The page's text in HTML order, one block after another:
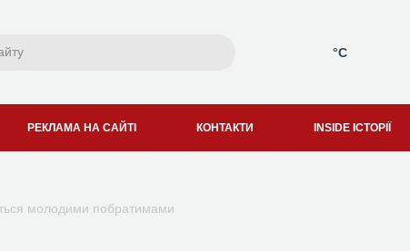
°C
РЕКЛАМА НА САЙТІ КОНТАКТИ INSIDE ІСТОРІЇ
молодими побратимами